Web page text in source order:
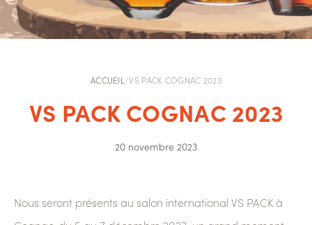
ACCUEIL /VS PACK COGNAC 2023
VS PACK COGNAC 2023
20 novembre 2023
Nous seront présents au salon international VS PACK à